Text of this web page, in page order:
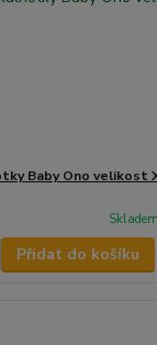
Baby Ono velikost
Přidat do košíku